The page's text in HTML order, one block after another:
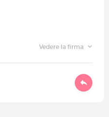
Vedere la firma